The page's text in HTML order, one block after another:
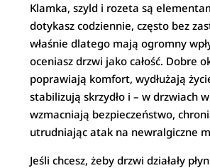
Klamka, szyld i rozeta są
dotykasz codziennie, często bez
właśnie dlatego mają ogromny
oceniasz drzwi jako całość. Dobre
poprawiają komfort, wydłużają
stabilizują skrzydło i – w drzwiach
wzmacniają bezpieczeństwo,
utrudniając atak na newralgiczne
Jeśli chcesz, żeby drzwi działały